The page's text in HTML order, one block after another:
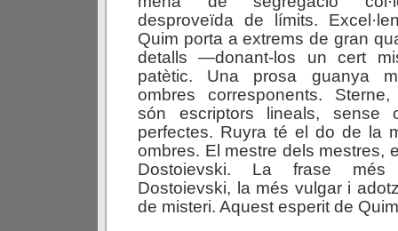
desproveïda de límits.
Quim porta a extrems de gran
detalls —donant-los un cert
patètic. Una prosa guanya
ombres corresponents.
són escriptors lineals, sense
perfectes. Ruyra té el do de la
ombres. El mestre dels mestres,
Dostoievski. La frase més
Dostoievski, la més vulgar i
de misteri. Aquest esperit de